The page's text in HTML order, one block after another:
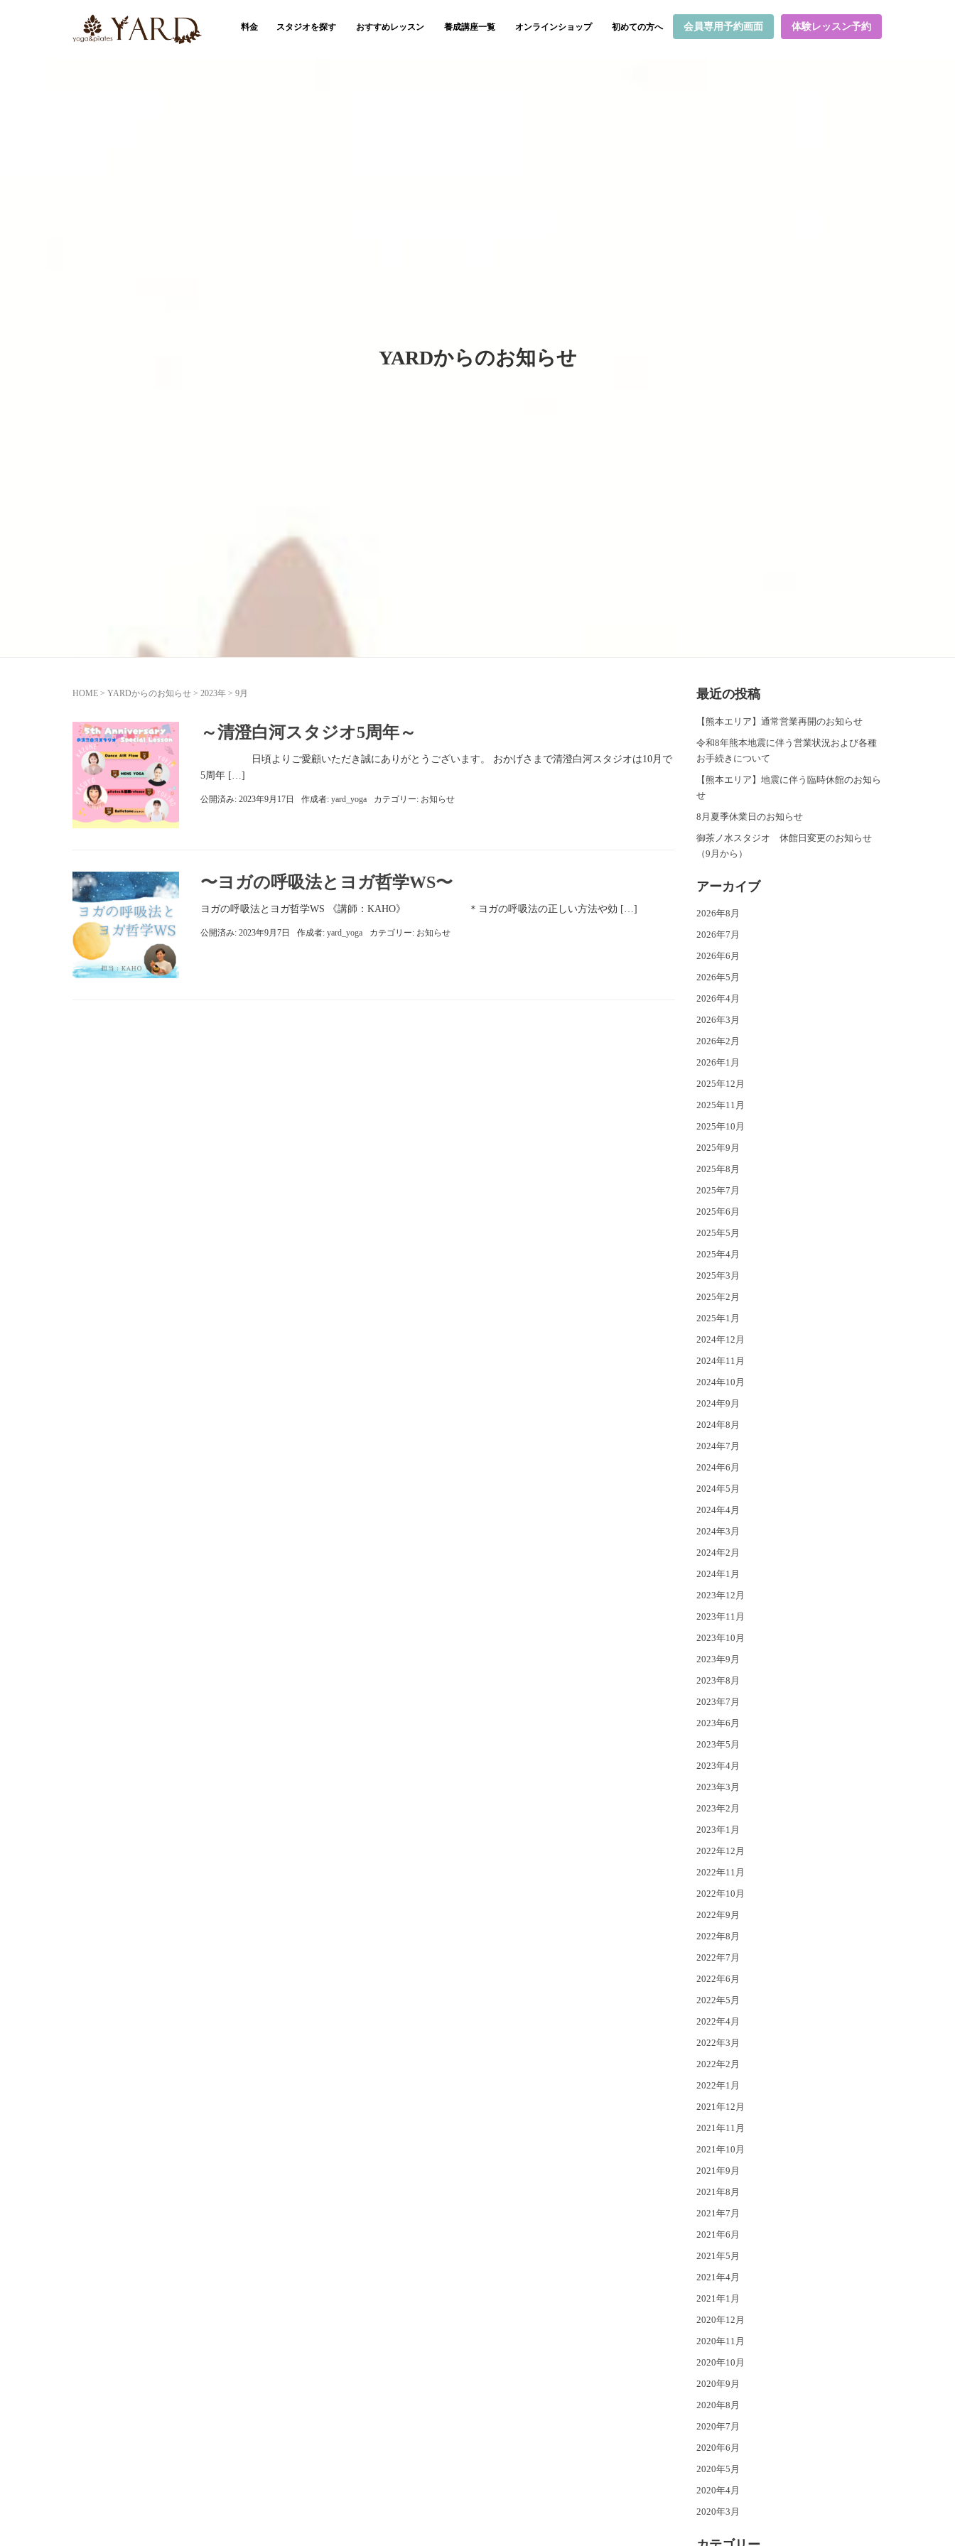
料金 スタジオを探す おすすめレッスン 養成講座一覧 オンラインショップ 初めての方へ 会員専用予約画面 体験レッスン予約
YARDからのお知らせ
HOME > YARDからのお知らせ > 2023年 > 9月
～清澄白河スタジオ5周年～
日頃よりご愛顧いただき誠にありがとうございます。 おかげさまで清澄白河スタジオは10月で
5周年 […]
公開済み: 2023年9月17日 作成者: yard_yoga カテゴリー: お知らせ
〜ヨガの呼吸法とヨガ哲学WS〜
ヨガの呼吸法とヨガ哲学WS 《講師：KAHO》 ＊ヨガの呼吸法の正しい方法や効 […]
公開済み: 2023年9月7日 作成者: yard_yoga カテゴリー: お知らせ
最近の投稿
【熊本エリア】通常営業再開のお知らせ
令和8年熊本地震に伴う営業状況および各種
お手続きについて
【熊本エリア】地震に伴う臨時休館のお知ら
せ
8月夏季休業日のお知らせ
御茶ノ水スタジオ 休館日変更のお知らせ
（9月から）
アーカイブ
2026年8月
2026年7月
2026年6月
2026年5月
2026年4月
2026年3月
2026年2月
2026年1月
2025年12月
2025年11月
2025年10月
2025年9月
2025年8月
2025年7月
2025年6月
2025年5月
2025年4月
2025年3月
2025年2月
2025年1月
2024年12月
2024年11月
2024年10月
2024年9月
2024年8月
2024年7月
2024年6月
2024年5月
2024年4月
2024年3月
2024年2月
2024年1月
2023年12月
2023年11月
2023年10月
2023年9月
2023年8月
2023年7月
2023年6月
2023年5月
2023年4月
2023年3月
2023年2月
2023年1月
2022年12月
2022年11月
2022年10月
2022年9月
2022年8月
2022年7月
2022年6月
2022年5月
2022年4月
2022年3月
2022年2月
2022年1月
2021年12月
2021年11月
2021年10月
2021年9月
2021年8月
2021年7月
2021年6月
2021年5月
2021年4月
2021年1月
2020年12月
2020年11月
2020年10月
2020年9月
2020年8月
2020年7月
2020年6月
2020年5月
2020年4月
2020年3月